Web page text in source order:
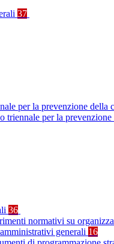
37
per la prevenzione della
triennale per la
36
normativi su
generali 16